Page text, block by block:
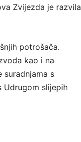
Zvijezda je razvila
potrošača.
kao i na
suradnjama s
Udrugom slijepih